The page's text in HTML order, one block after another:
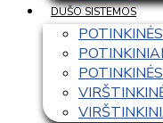
DUŠO SISTEMOS